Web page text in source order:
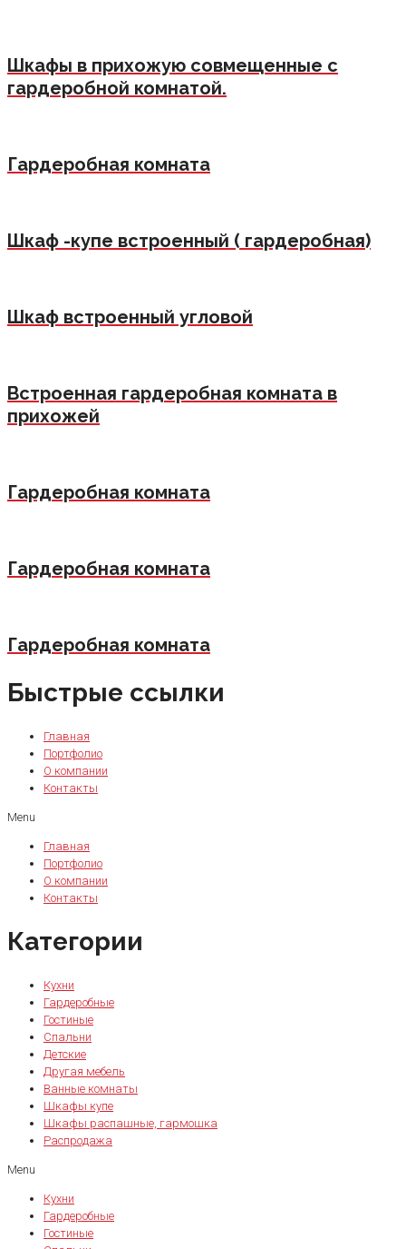
Шкафы в прихожую совмещенные с
гардеробной комнатой.
Гардеробная комната
Шкаф -купе встроенный ( гардеробная)
Шкаф встроенный угловой
Встроенная гардеробная комната в
прихожей
Гардеробная комната
Гардеробная комната
Гардеробная комната
Быстрые ссылки
Главная
Портфолио
О компании
Контакты
Menu
Главная
Портфолио
О компании
Контакты
Категории
Кухни
Гардеробные
Гостиные
Спальни
Детские
Другая мебель
Ванные комнаты
Шкафы купе
Шкафы распашные, гармошка
Распродажа
Menu
Кухни
Гардеробные
Гостиные